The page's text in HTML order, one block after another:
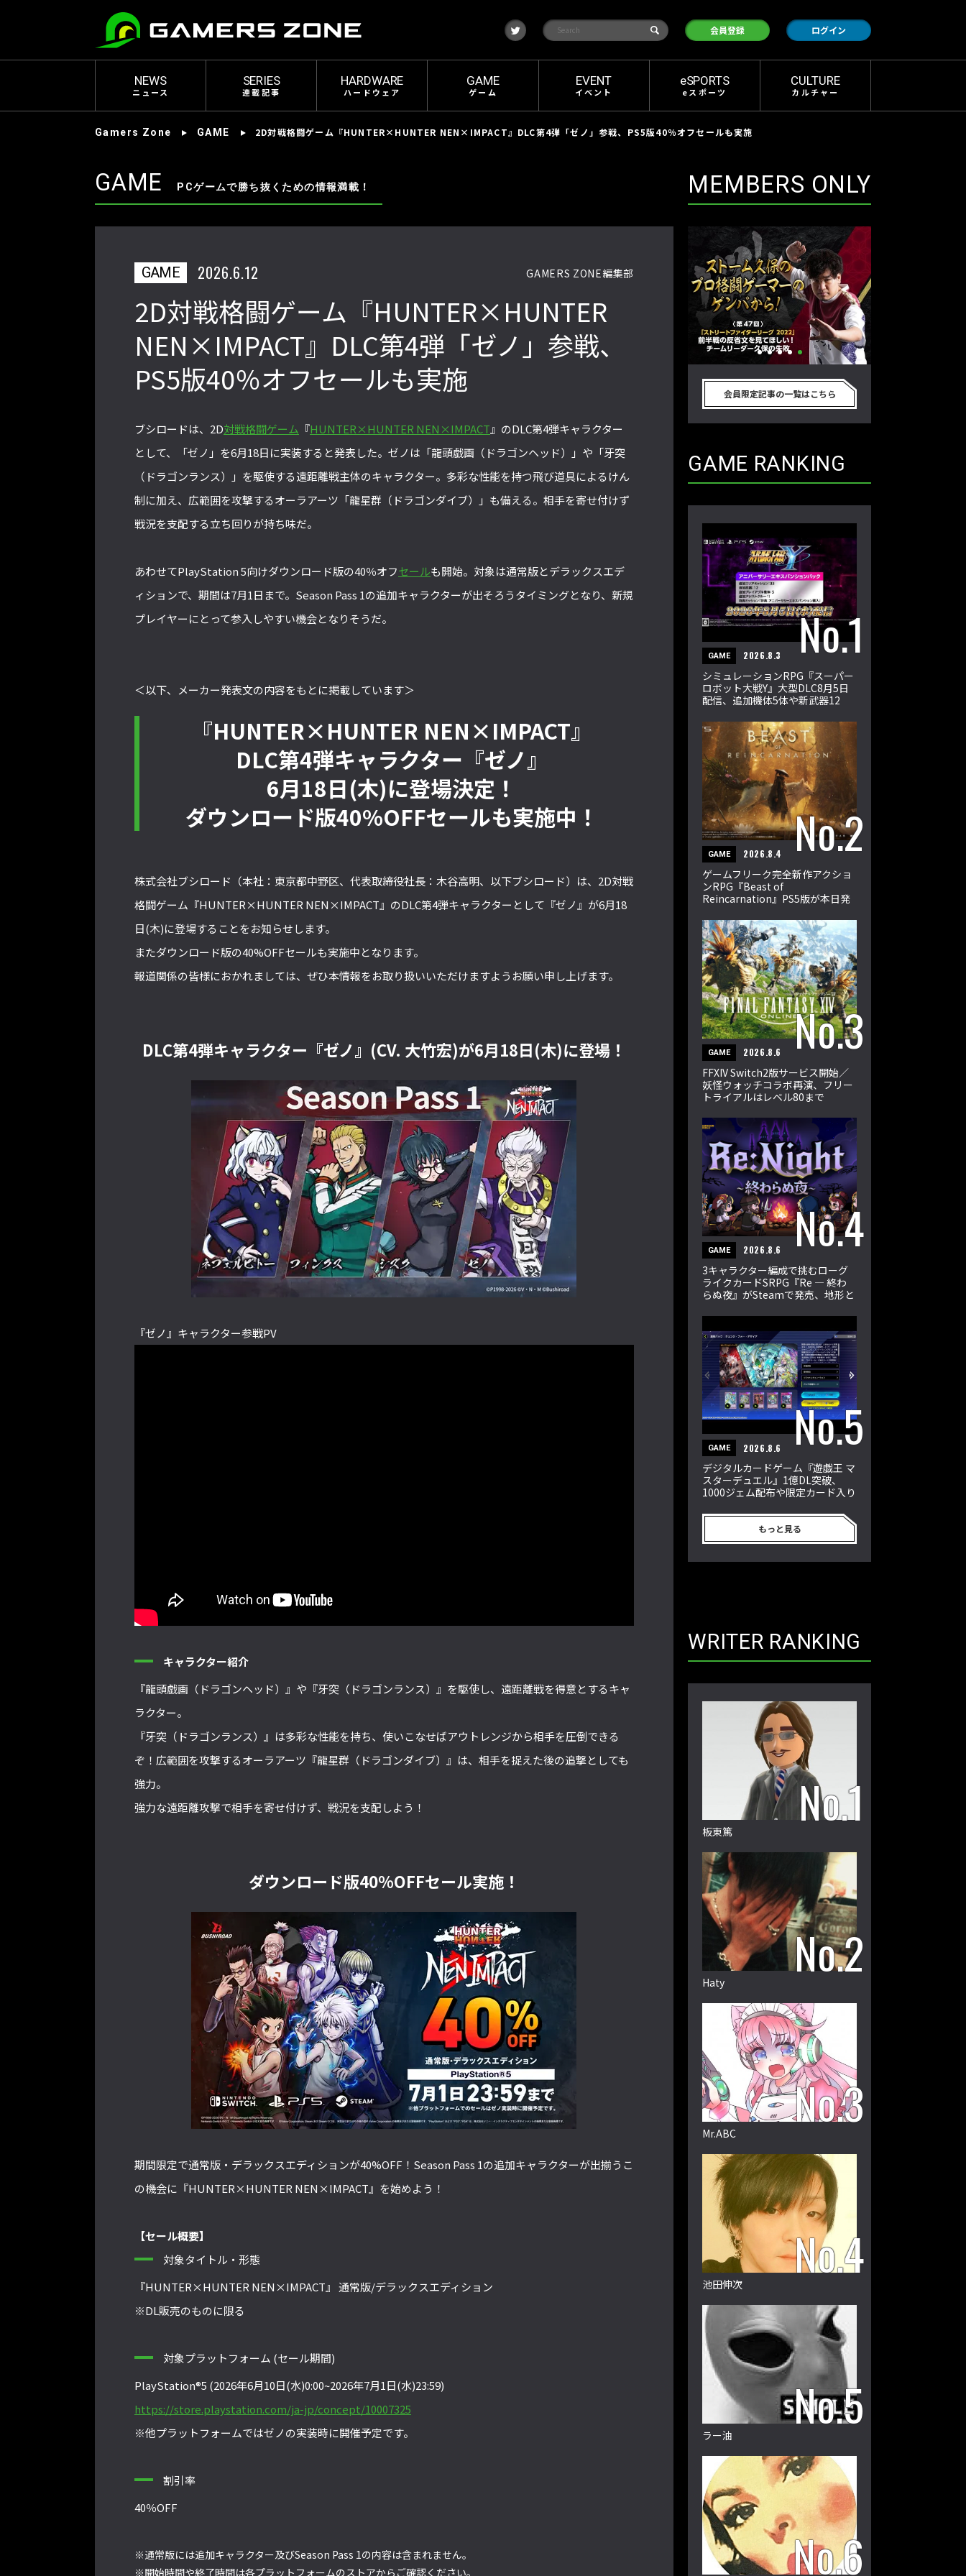
t
w
i
t
検
会員登録 ログイン
NEWS
ニュース
SERIES
連載記事
HARDWARE
ハードウェア
GAME
ゲーム
EVENT
イベント
eSPORTS
eスポーツ
CULTURE
カルチャー
Gamers Zone GAME 2D対戦格闘ゲーム『HUNTER×HUNTER NEN×IMPACT』DLC第4弾「ゼノ」参戦、PS5版40％オフセールも実施
GAME PCゲームで勝ち抜くための情報満載！
GAME 2026.6.12 GAMERS ZONE編集部
2D対戦格闘ゲーム『HUNTER×HUNTER
NEN×IMPACT』DLC第4弾「ゼノ」参戦、
PS5版40％オフセールも実施
ブシロードは、2D対戦格闘ゲーム 『HUNTER×HUNTER NEN×IMPACT』のDLC第4弾キャラクター
として、「ゼノ」を6月18日に実装すると発表した。ゼノは「龍頭戯画（ドラゴンヘッド）」や「牙突
（ドラゴンランス）」を駆使する遠距離戦主体のキャラクター。多彩な性能を持つ飛び道具によるけん
制に加え、広範囲を攻撃するオーラアーツ「龍星群（ドラゴンダイブ）」も備える。相手を寄せ付けず
戦況を支配する立ち回りが持ち味だ。
あわせてPlayStation 5向けダウンロード版の40％オフセールも開始。対象は通常版とデラックスエデ
ィションで、期間は7月1日まで。Season Pass 1の追加キャラクターが出そろうタイミングとなり、新規
プレイヤーにとって参入しやすい機会となりそうだ。
＜以下、メーカー発表文の内容をもとに掲載しています＞
『HUNTER×HUNTER NEN×IMPACT』
DLC第4弾キャラクター『ゼノ』
6月18日(木)に登場決定！
ダウンロード版40%OFFセールも実施中！
株式会社ブシロード（本社：東京都中野区、代表取締役社長：木谷高明、以下ブシロード）は、2D対戦
格闘ゲーム『HUNTER×HUNTER NEN×IMPACT』のDLC第4弾キャラクターとして『ゼノ』が6月18
日(木)に登場することをお知らせします。
またダウンロード版の40%OFFセールも実施中となります。
報道関係の皆様におかれましては、ぜひ本情報をお取り扱いいただけますようお願い申し上げます。
DLC第4弾キャラクター『ゼノ』(CV. 大竹宏)が6月18日(木)に登場！
『ゼノ』キャラクター参戦PV
キャラクター紹介
『龍頭戯画（ドラゴンヘッド）』や『牙突（ドラゴンランス）』を駆使し、遠距離戦を得意とするキャ
ラクター。
『牙突（ドラゴンランス）』は多彩な性能を持ち、使いこなせばアウトレンジから相手を圧倒できる
ぞ！広範囲を攻撃するオーラアーツ『龍星群（ドラゴンダイブ）』は、相手を捉えた後の追撃としても
強力。
強力な遠距離攻撃で相手を寄せ付けず、戦況を支配しよう！
ダウンロード版40%OFFセール実施！
期間限定で通常版・デラックスエディションが40%OFF！Season Pass 1の追加キャラクターが出揃うこ
の機会に『HUNTER×HUNTER NEN×IMPACT』を始めよう！
【セール概要】
対象タイトル・形態
『HUNTER×HUNTER NEN×IMPACT』 通常版/デラックスエディション
※DL販売のものに限る
対象プラットフォーム (セール期間)
PlayStation®5 (2026年6月10日(水)0:00~2026年7月1日(水)23:59)
https://store.playstation.com/ja-jp/concept/10007325
※他プラットフォームではゼノの実装時に開催予定です。
割引率
40％OFF
※通常版には追加キャラクター及びSeason Pass 1の内容は含まれません。
※開始時間や終了時間は各プラットフォームのストアからご確認ください。
MEMBERS ONLY
格ゲーおじさんに告ぐ！「CAPCOM
CUP IX」で活躍した若手の強さは
す！【ストーム久保のプロ格闘ゲーマ
ーのゲンバから！ 第50回】
「ストリートファイターリーグ 2022
グランドファイナル」覚悟を決めたカ
保のプロ格闘ゲーマーのゲンバから！
第49回】
ロ格闘ゲーマーのゲンバから！ 第48
回】
2022」前半戦の反省文を見てほし
い！ チームリーダー久保の失敗【ス
会員限定記事の一覧はこちら
GAME RANKING
GAME 2026.8.3
シミュレーションRPG『スーパー
ロボット大戦Y』大型DLC8月5日
配信、追加機体5体や新武器12
GAME 2026.8.4
ゲームフリーク完全新作アクショ
ンRPG『Beast of
Reincarnation』PS5版が本日発
GAME 2026.8.6
FFXIV Switch2版サービス開始／
妖怪ウォッチコラボ再演、フリー
トライアルはレベル80まで
GAME 2026.8.6
3キャラクター編成で挑むローグ
ライクカードSRPG『Re ― 終わ
らぬ夜』がSteamで発売、地形と
GAME 2026.8.6
デジタルカードゲーム『遊戯王 マ
スターデュエル』1億DL突破、
1000ジェム配布や限定カード入り
もっと見る
WRITER RANKING
板東篤
Haty
Mr.ABC
池田伸次
ラー油